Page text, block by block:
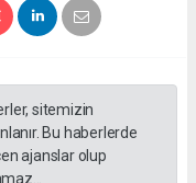
sitemizin
Bu haberlerde
ajanslar olup